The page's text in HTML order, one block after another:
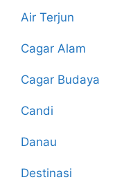
Air Terjun
Cagar Alam
Cagar Budaya
Candi
Danau
Destinasi